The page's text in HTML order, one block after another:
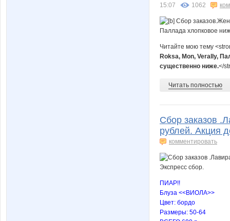
15:07 1062
Читайте мою тему
Roksa, Mon, Verally,
существенно ниже.</
Читать полностью
Сбор заказов
рублей. Акция
комментировать
ПИАР!!
Блуза <<ВИОЛА>>
Цвет: бордо
Размеры: 50-64